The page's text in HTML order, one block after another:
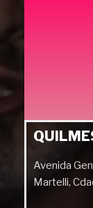
Avenida
Martelli,